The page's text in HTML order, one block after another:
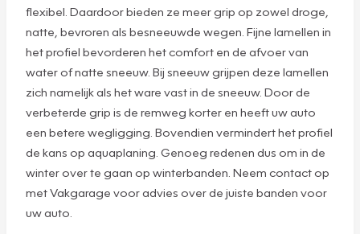
flexibel. Daardoor bieden ze meer grip op zowel droge,
natte, bevroren als besneeuwde wegen. Fijne lamellen in
het profiel bevorderen het comfort en de afvoer van
water of natte sneeuw. Bij sneeuw grijpen deze lamellen
zich namelijk als het ware vast in de sneeuw. Door de
verbeterde grip is de remweg korter en heeft uw auto
een betere wegligging. Bovendien vermindert het profiel
de kans op aquaplaning. Genoeg redenen dus om in de
winter over te gaan op winterbanden. Neem contact op
met Vakgarage voor advies over de juiste banden voor
uw auto.